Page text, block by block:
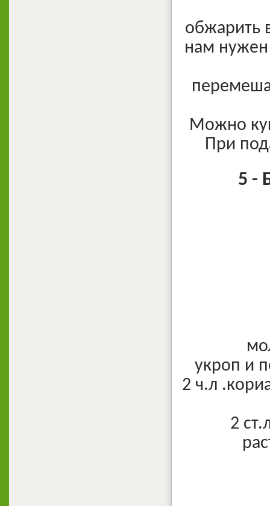
обжарить
нам нужен
Можно
При
5 -
укроп и
2 ч.л
2